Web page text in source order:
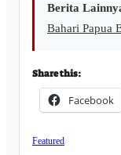
Berita
Bahari Papua
Share this:
Facebook
Featured